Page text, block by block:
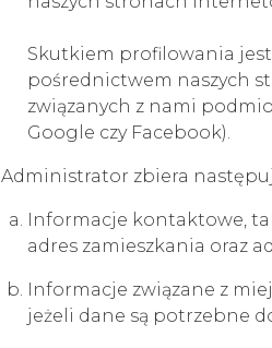
Skutkiem profilowania
pośrednictwem naszych
związanych z nami
Google czy Facebook).
Administrator zbiera
Informacje kontaktowe,
adres zamieszkania oraz
Informacje związane z
jeżeli dane są potrzebne